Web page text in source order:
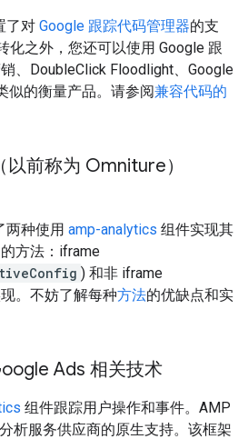
了对 Google 跟踪代码管理器的支
化之外，您还可以使用 Google 跟
、DoubleClick Floodlight、Google
似的衡量产品。请参阅兼容代码的
前称为 Omniture）
两种使用 amp-analytics 组件实现其
方法：iframe
) 和非 iframe
。不妨了解每种方法的优缺点和实
Ads 相关技术
组件跟踪用户操作和事件。AMP
析服务供应商的原生支持。该框架